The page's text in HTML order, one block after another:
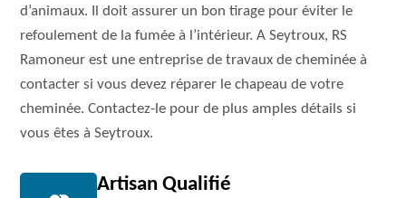
d’animaux. Il doit assurer un bon tirage pour éviter le
refoulement de la fumée à l’intérieur. A Seytroux, RS
Ramoneur est une entreprise de travaux de cheminée à
contacter si vous devez réparer le chapeau de votre
cheminée. Contactez-le pour de plus amples détails si
vous êtes à Seytroux.
Artisan Qualifié